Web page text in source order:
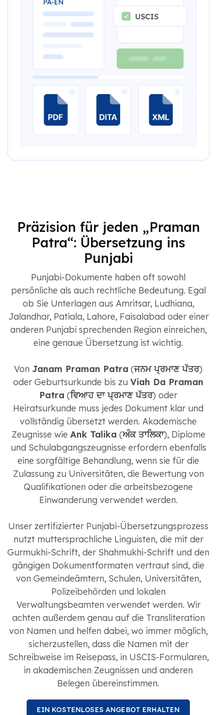
Präzision für jeden „Praman
Patra“: Übersetzung ins
Punjabi
Punjabi-Dokumente haben oft sowohl
persönliche als auch rechtliche Bedeutung. Egal
ob Sie Unterlagen aus Amritsar, Ludhiana,
Jalandhar, Patiala, Lahore, Faisalabad oder einer
anderen Punjabi sprechenden Region einreichen,
eine genaue Übersetzung ist wichtig.
Von Janam Praman Patra (ਜਨਮ ਪ੍ਰਮਾਣ ਪੱਤਰ)
oder Geburtsurkunde bis zu Viah Da Praman
Patra (ਵਿਆਹ ਦਾ ਪ੍ਰਮਾਣ ਪੱਤਰ) oder
Heiratsurkunde muss jedes Dokument klar und
vollständig übersetzt werden. Akademische
Zeugnisse wie Ank Talika (ਅੰਕ ਤਾਲਿਕਾ), Diplome
und Schulabgangszeugnisse erfordern ebenfalls
eine sorgfältige Behandlung, wenn sie für die
Zulassung zu Universitäten, die Bewertung von
Qualifikationen oder die arbeitsbezogene
Einwanderung verwendet werden.
Unser zertifizierter Punjabi-Übersetzungsprozess
nutzt muttersprachliche Linguisten, die mit der
Gurmukhi-Schrift, der Shahmukhi-Schrift und den
gängigen Dokumentformaten vertraut sind, die
von Gemeindeämtern, Schulen, Universitäten,
Polizeibehörden und lokalen
Verwaltungsbeamten verwendet werden. Wir
achten außerdem genau auf die Transliteration
von Namen und helfen dabei, wo immer möglich,
sicherzustellen, dass die Namen mit der
Schreibweise im Reisepass, in USCIS-Formularen,
in akademischen Zeugnissen und anderen
Belegen übereinstimmen.
EIN KOSTENLOSES ANGEBOT ERHALTEN